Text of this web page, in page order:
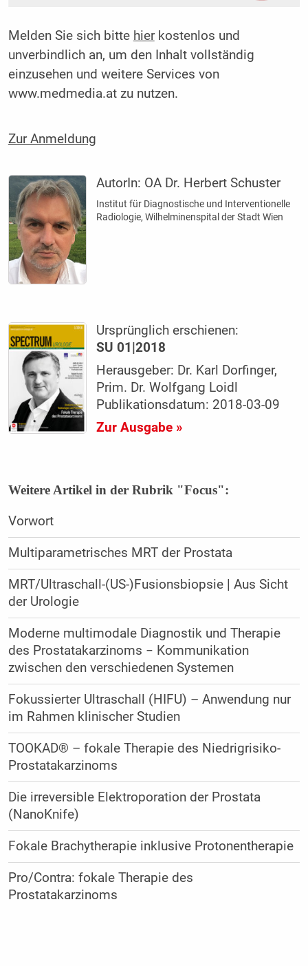
Melden Sie sich bitte hierkostenlos und
unverbindlich an, um den Inhalt vollständig
einzusehen und weitere Services von
www.medmedia.at zu nutzen.
Zur Anmeldung
AutorIn: OA Dr. Herbert Schuster
Institut für Diagnostische und Interventionelle
Radiologie, Wilhelminenspital der Stadt Wien
Ursprünglich erschienen:
SU 01|2018
Herausgeber: Dr. Karl Dorfinger,
Prim. Dr. Wolfgang Loidl
Publikationsdatum: 2018-03-09
Zur Ausgabe »
Weitere Artikel in der Rubrik "Focus":
Vorwort
Multiparametrisches MRT der Prostata
MRT/Ultraschall-(US-)Fusionsbiopsie | Aus Sicht
der Urologie
Moderne multimodale Diagnostik und Therapie
des Prostatakarzinoms − Kommunikation
zwischen den verschiedenen Systemen
Fokussierter Ultraschall (HIFU) – Anwendung nur
im Rahmen klinischer Studien
TOOKAD® – fokale Therapie des Niedrigrisiko-
Prostatakarzinoms
Die irreversible Elektroporation der Prostata
(NanoKnife)
Fokale Brachytherapie inklusive Protonentherapie
Pro/Contra: fokale Therapie des
Prostatakarzinoms